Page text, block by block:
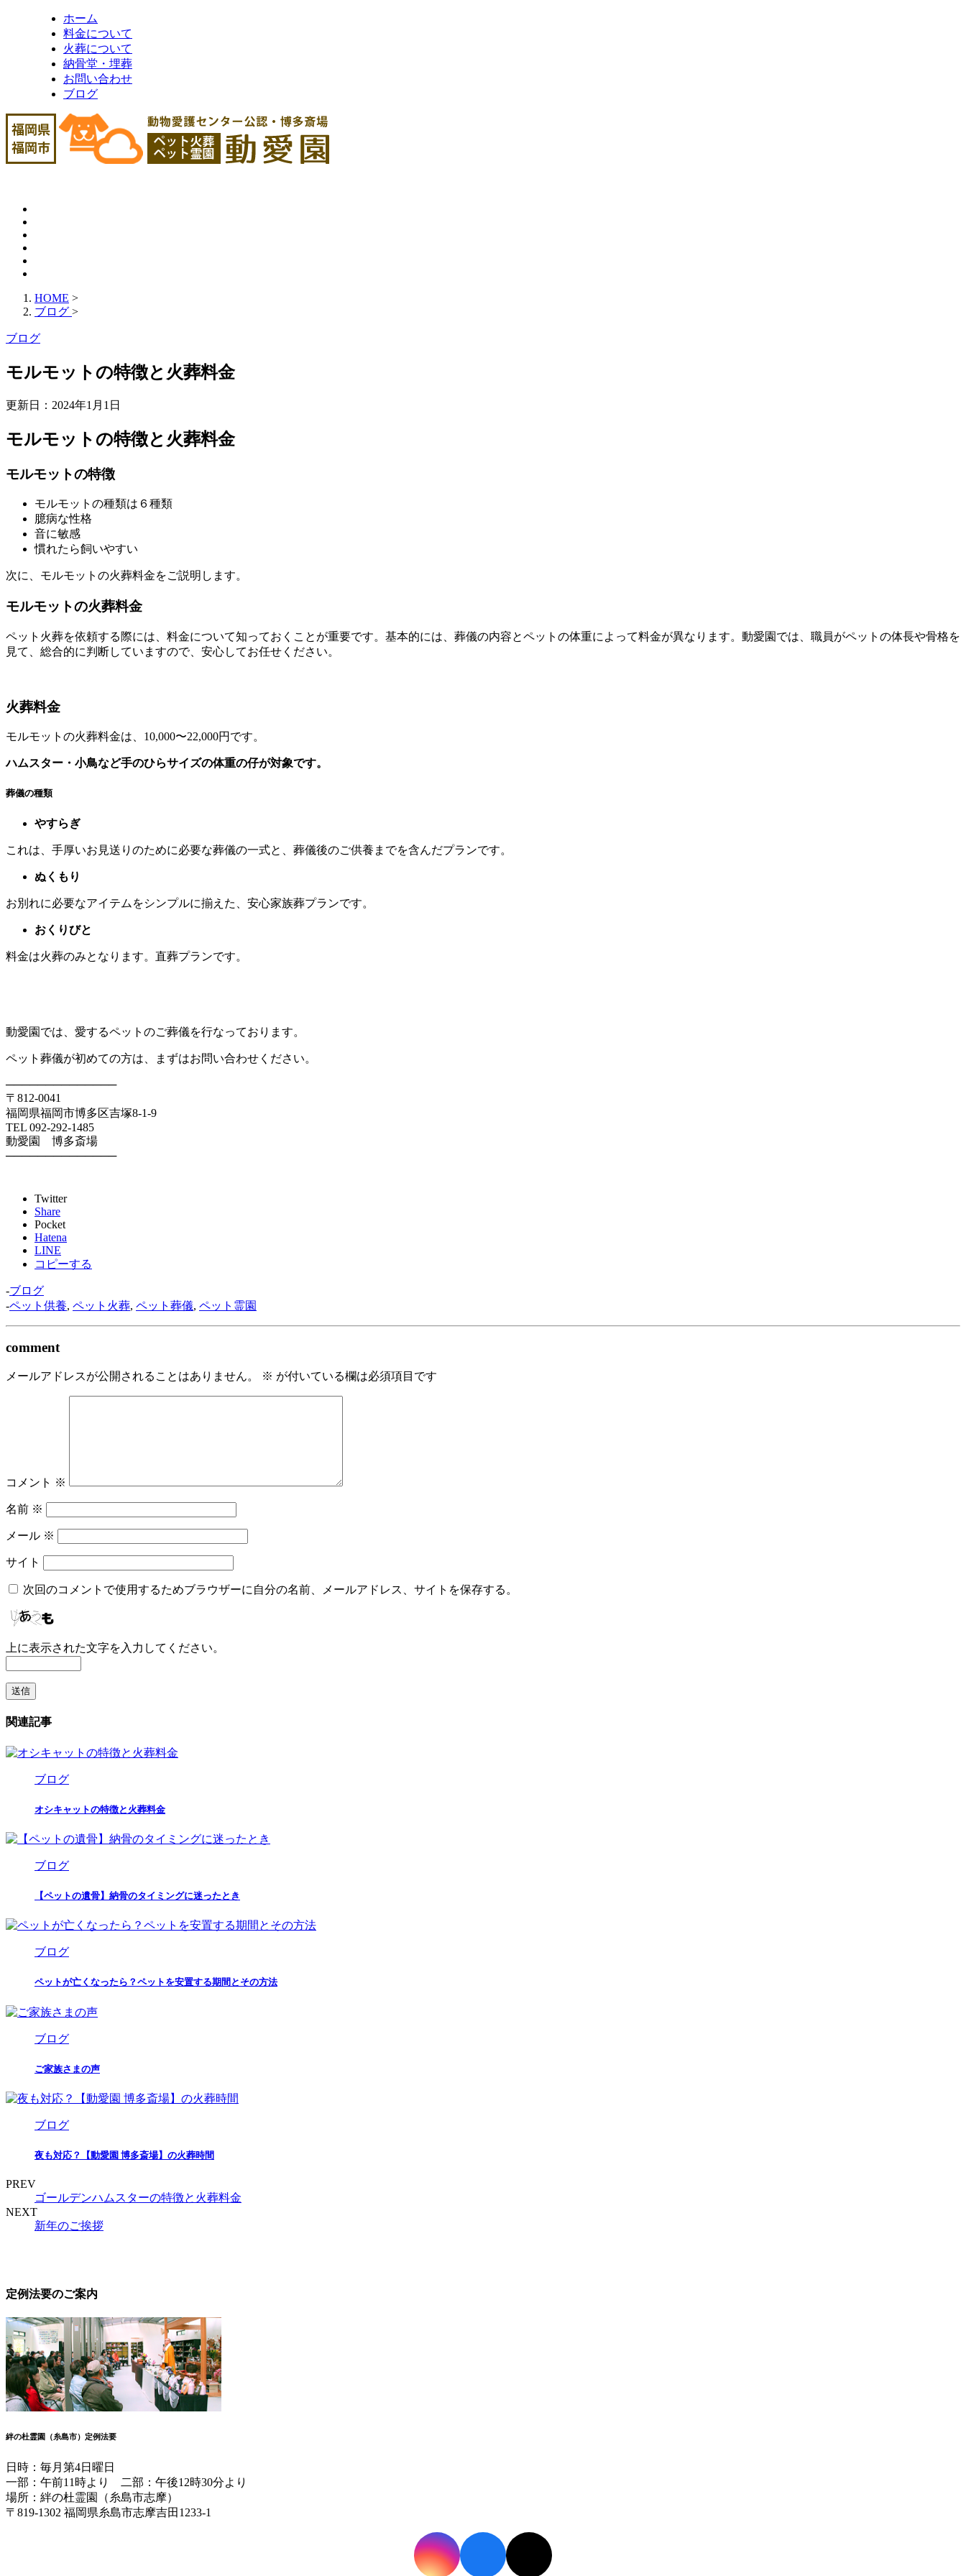
ホーム
料金について
火葬について
納骨堂・埋葬
お問い合わせ
ブログ
HOME >
ブログ >
ブログ
モルモットの特徴と火葬料金
更新日： 2024年1月1日
モルモットの特徴と火葬料金
モルモットの特徴
モルモットの種類は６種類
臆病な性格
音に敏感
慣れたら飼いやすい
次に、モルモットの火葬料金をご説明します。
モルモットの火葬料金
ペット火葬を依頼する際には、料金について知っておくことが重要です。基本的には、葬儀の内容とペットの体重によって料金が異なります。動愛園では、職員がペットの体長や骨格を
見て、総合的に判断していますので、安心してお任せください。
火葬料金
モルモットの火葬料金は、10,000〜22,000円です。
ハムスター・小鳥など手のひらサイズの体重の仔が対象です。
葬儀の種類
やすらぎ
これは、手厚いお見送りのために必要な葬儀の一式と、葬儀後のご供養までを含んだプランです。
ぬくもり
お別れに必要なアイテムをシンプルに揃えた、安心家族葬プランです。
おくりびと
料金は火葬のみとなります。直葬プランです。
動愛園では、愛するペットのご葬儀を行なっております。
ペット葬儀が初めての方は、まずはお問い合わせください。
──────────────
〒812-0041
福岡県福岡市博多区吉塚8-1-9
TEL 092-292-1485
動愛園 博多斎場
──────────────
Twitter
Share
Pocket
Hatena
LINE
コピーする
-ブログ
-ペット供養, ペット火葬, ペット葬儀, ペット霊園
comment
メールアドレスが公開されることはありません。 ※ が付いている欄は必須項目です
コメント ※
名前 ※
メール ※
サイト
次回のコメントで使用するためブラウザーに自分の名前、メールアドレス、サイトを保存する。
上に表示された文字を入力してください。
関連記事
ブログ
オシキャットの特徴と火葬料金
ブログ
【ペットの遺骨】納骨のタイミングに迷ったとき
ブログ
ペットが亡くなったら？ペットを安置する期間とその方法
ブログ
ご家族さまの声
ブログ
夜も対応？【動愛園 博多斎場】の火葬時間
PREV
ゴールデンハムスターの特徴と火葬料金
NEXT
新年のご挨拶
定例法要のご案内
絆の杜霊園（糸島市）定例法要
日時：毎月第4日曜日
一部：午前11時より 二部：午後12時30分より
場所：絆の杜霊園（糸島市志摩）
〒819-1302 福岡県糸島市志摩吉田1233-1